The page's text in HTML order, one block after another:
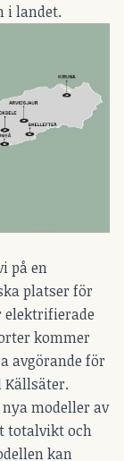
i landet.
på en
platser för
kommer
avgörande för
Källsäter.
modeller av
totalvikt och
kan